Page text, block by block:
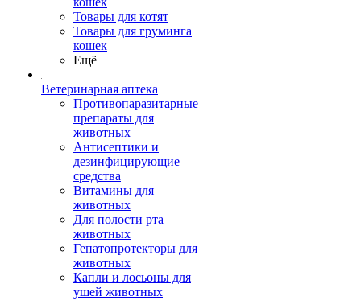
Товары для котят
Товары для груминга
кошек
Ещё
Ветеринарная аптека
Противопаразитарные
препараты для
животных
Антисептики и
дезинфицирующие
средства
Витамины для
животных
Для полости рта
животных
Гепатопротекторы для
животных
Капли и лосьоны для
ушей животных